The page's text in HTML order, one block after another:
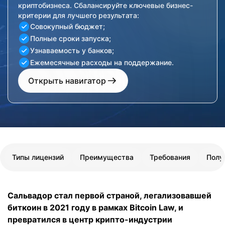
криптобизнеса. Сбалансируйте ключевые бизнес-
критерии для лучшего результата:
Совокупный бюджет;
Полные сроки запуска;
Узнаваемость у банков;
Ежемесячные расходы на поддержание.
Открыть навигатор
Типы лицензий Преимущества Требования
Сальвадор стал первой страной, легализовавшей
биткоин в 2021 году в рамках Bitcoin Law, и
превратился в центр крипто-индустрии